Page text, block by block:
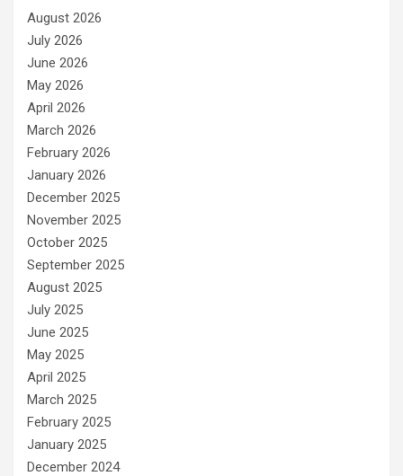
August 2026
July 2026
June 2026
May 2026
April 2026
March 2026
February 2026
January 2026
December 2025
November 2025
October 2025
September 2025
August 2025
July 2025
June 2025
May 2025
April 2025
March 2025
February 2025
January 2025
December 2024